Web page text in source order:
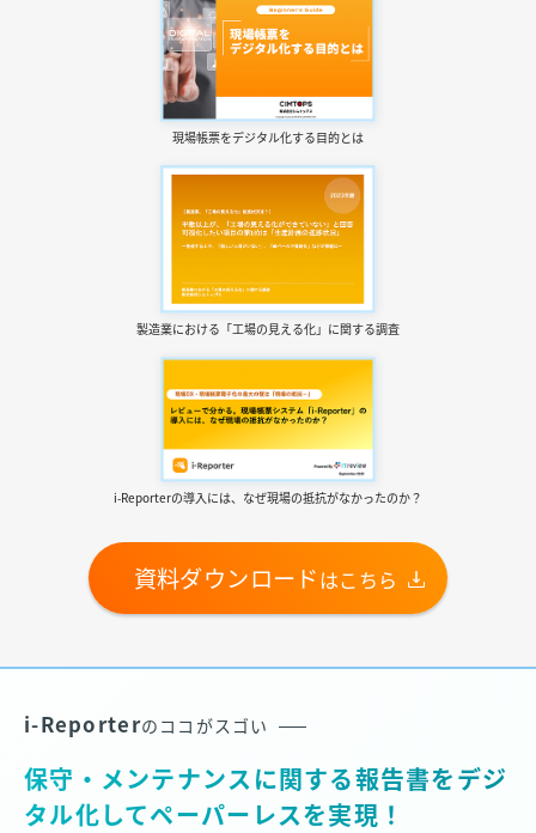
現場帳票をデジタル化する目的とは
製造業における 「工場の見える化」に関する調査
i-Reporterの導入には、 なぜ現場の抵抗がなかったのか？
資料ダウンロードはこちら
i-Reporterのココがスゴい
保守・メンテナンスに関する報告書をデジ
タル化してペーパーレスを実現！